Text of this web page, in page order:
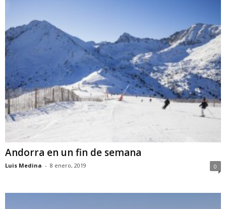
Andorra en un fin de semana
Luis Medina - 8 enero, 2019 0